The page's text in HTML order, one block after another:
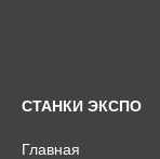
СТАНКИ ЭКСПО
Главная